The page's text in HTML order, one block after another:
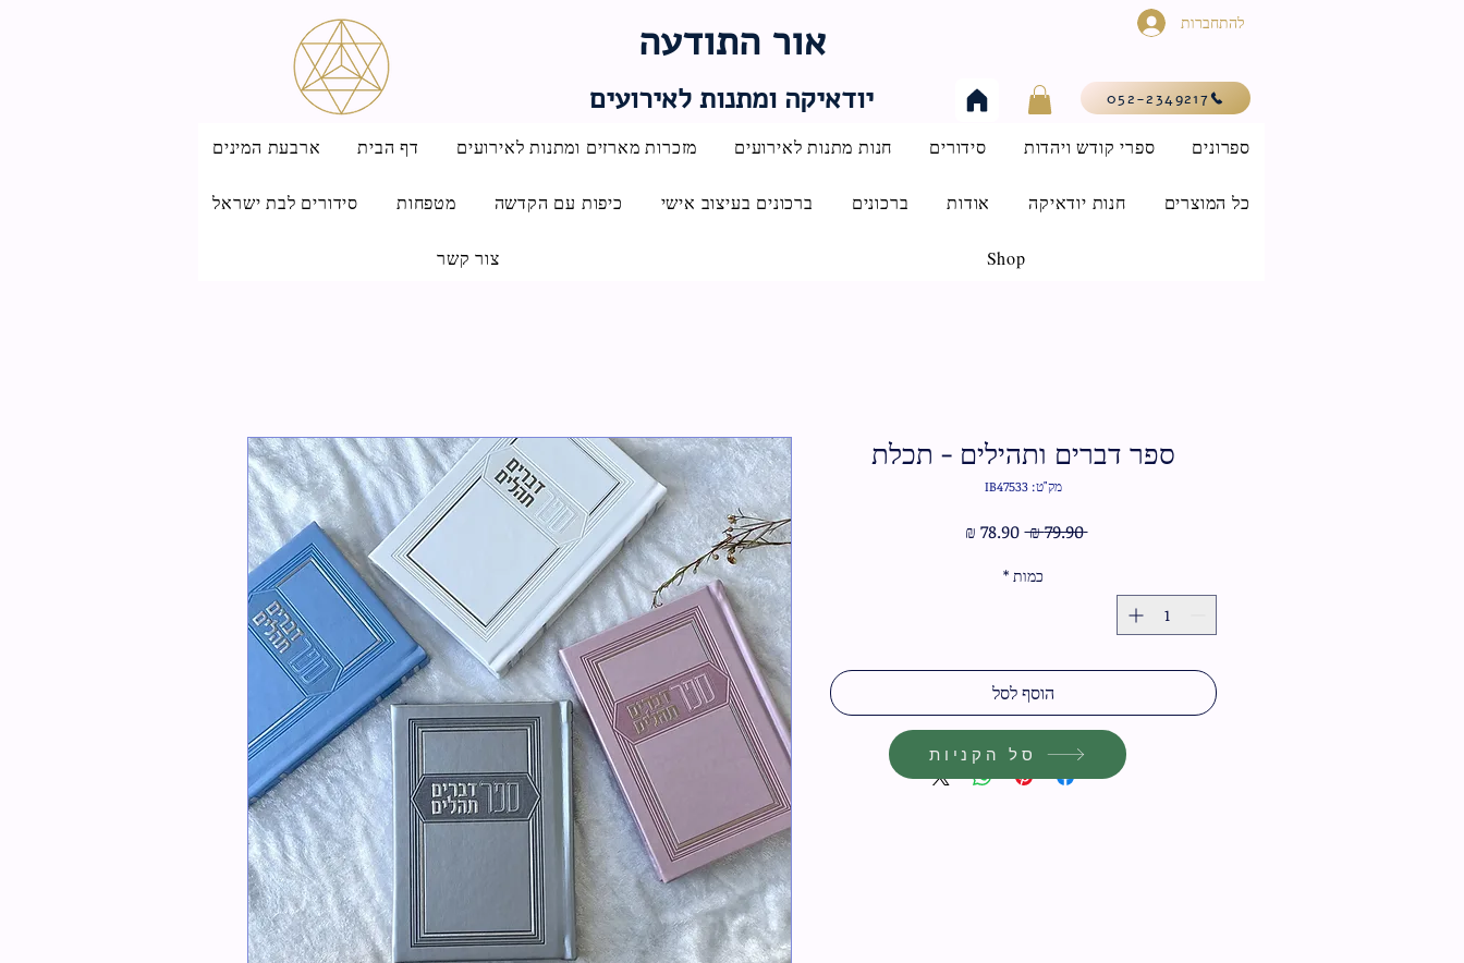
אור התודעה
יודאיקה ומתנות לאירועים
להתחברות
052-2349217
ארבעת המינים דף הבית מזכרות מארזים ומתנות לאירועים חנות מתנות לאירועים סידורים ספרי קודש ויהדות ספרונים
סידורים לבת ישראל מטפחות כיפות עם הקדשה ברכונים בעיצוב אישי ברכונים אודות חנות יודאיקה כל המוצרים
צור קשר Shop
ספר דברים ותהילים - תכלת
מק"ט: IB47533
‏79.90 ‏₪
מחיר
‏78.90 ‏₪
כמות *
הוסף לסל
סל הקניות